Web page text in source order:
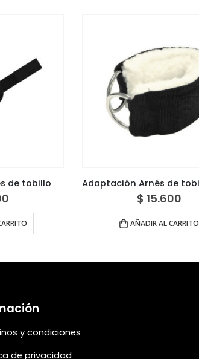
de tobillo
$ 15.600
AÑADIR AL CARRITO
y condiciones
de privacidad